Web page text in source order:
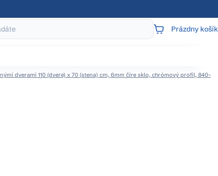
NÁKUPNÝ
Prázdny košík
dverami 110 (dvere) x 70 (stena) cm, 6mm číre sklo, chrómový profil, 840-